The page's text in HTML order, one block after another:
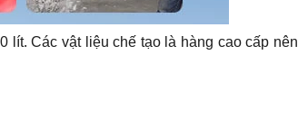
lít. Các vật liệu chế tạo là hàng cao cấp nên